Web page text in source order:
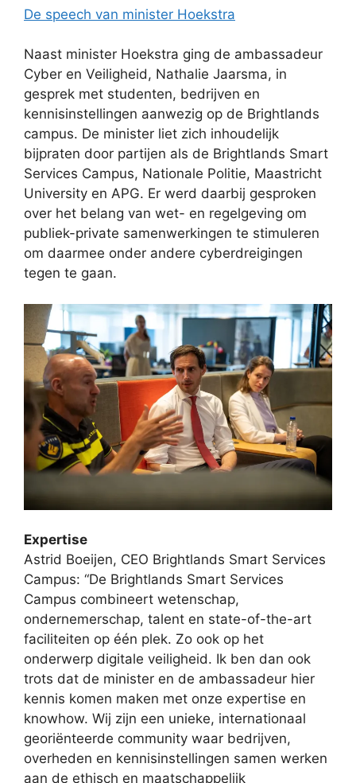
De speech van minister Hoekstra
Naast minister Hoekstra ging de ambassadeur
Cyber en Veiligheid, Nathalie Jaarsma, in
gesprek met studenten, bedrijven en
kennisinstellingen aanwezig op de Brightlands
campus. De minister liet zich inhoudelijk
bijpraten door partijen als de Brightlands Smart
Services Campus, Nationale Politie, Maastricht
University en APG. Er werd daarbij gesproken
over het belang van wet- en regelgeving om
publiek-private samenwerkingen te stimuleren
om daarmee onder andere cyberdreigingen
tegen te gaan.
Expertise
Astrid Boeijen, CEO Brightlands Smart Services
Campus: “De Brightlands Smart Services
Campus combineert wetenschap,
ondernemerschap, talent en state-of-the-art
faciliteiten op één plek. Zo ook op het
onderwerp digitale veiligheid. Ik ben dan ook
trots dat de minister en de ambassadeur hier
kennis komen maken met onze expertise en
knowhow. Wij zijn een unieke, internationaal
georiënteerde community waar bedrijven,
overheden en kennisinstellingen samen werken
aan de ethisch en maatschappelijk